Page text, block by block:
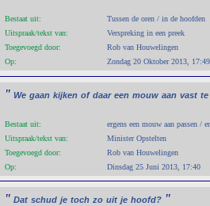
Bestaat uit:
Tussen de oren / in de hoofden
Uitspraak/tekst van:
Verspreking in een preek
Toegevoegd door:
Rob van Houwelingen
Op:
Zondag 20 Oktober 2013, 17:49
" We gaan kijken of daar een mouw aan vast te
Bestaat uit:
ergens een mouw aan passen /
Uitspraak/tekst van:
Minister Opstelten
Toegevoegd door:
Rob van Houwelingen
Op:
Dinsdag 25 Juni 2013, 17:40
" Dat schud je toch zo uit je hoofd? "